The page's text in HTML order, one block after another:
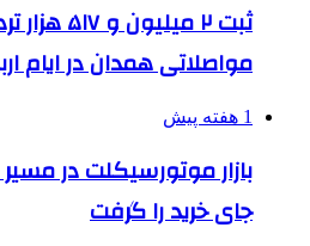
ثبت ۲
مواصلاتی همدان در ایام
1 هفته پیش
بازار موتورسیکلت در
جای خرید را گرفت